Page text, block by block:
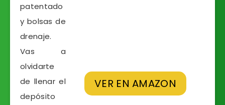
VER EN AMAZON
patentado
y bolsas de
drenaje.
Vas a
olvidarte
de llenar el
depósito